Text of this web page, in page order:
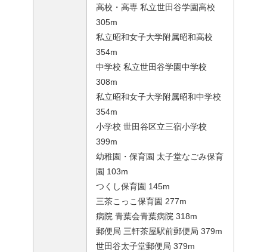
高校・高専 私立世田谷学園高校
305m
私立昭和女子大学附属昭和高校
354m
中学校 私立世田谷学園中学校
308m
私立昭和女子大学附属昭和中学校
354m
小学校 世田谷区立三宿小学校
399m
幼稚園・保育園 太子堂なごみ保育
園 103m
つくし保育園 145m
三茶こっこ保育園 277m
病院 青葉会青葉病院 318m
郵便局 三軒茶屋駅前郵便局 379m
世田谷太子堂郵便局 379m